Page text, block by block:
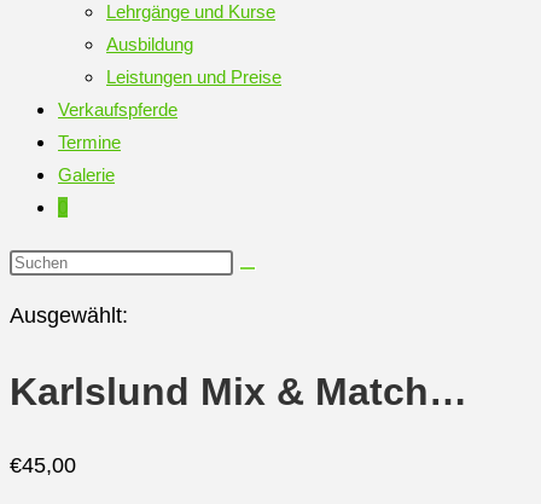
Lehrgänge und Kurse
Ausbildung
Leistungen und Preise
Verkaufspferde
Termine
Galerie
0
Diese
durchsuchen
Ausgewählt:
Karlslund Mix & Match…
€45,00